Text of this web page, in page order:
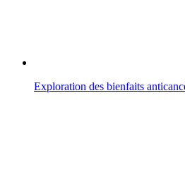
Exploration des bienfaits